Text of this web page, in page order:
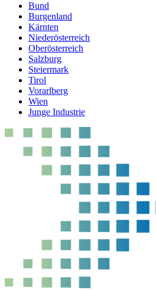
Bund
Burgenland
Kärnten
Niederösterreich
Oberösterreich
Salzburg
Steiermark
Tirol
Vorarlberg
Wien
Junge Industrie